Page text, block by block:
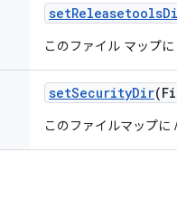
setReleasetools
このファイル マップ
setSecurityDir
このファイルマップ